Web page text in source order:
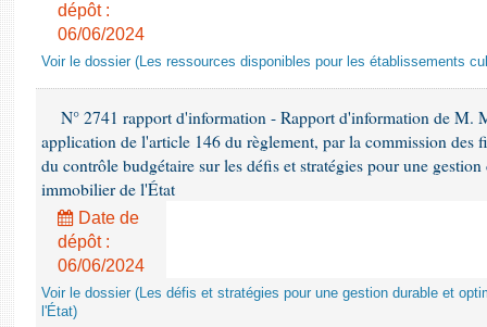
dépôt :
06/06/2024
Voir le dossier (Les ressources disponibles pour les établissements
N° 2741 rapport d'information - Rapport d'information de M.
application de l'article 146 du règlement, par la commission des
du contrôle budgétaire sur les défis et stratégies pour une
immobilier de l'État
Date de
dépôt :
06/06/2024
Voir le dossier (Les défis et stratégies pour une gestion durable et
l'État)